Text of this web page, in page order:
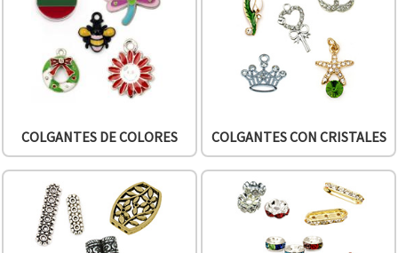
COLGANTES DE COLORES COLGANTES CON CRISTALES